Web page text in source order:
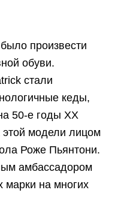
произвести
обуви.
стали
кеды,
50-е годы ХХ
этой модели лицом
Роже Пьянтони.
амбассадором
марки на многих